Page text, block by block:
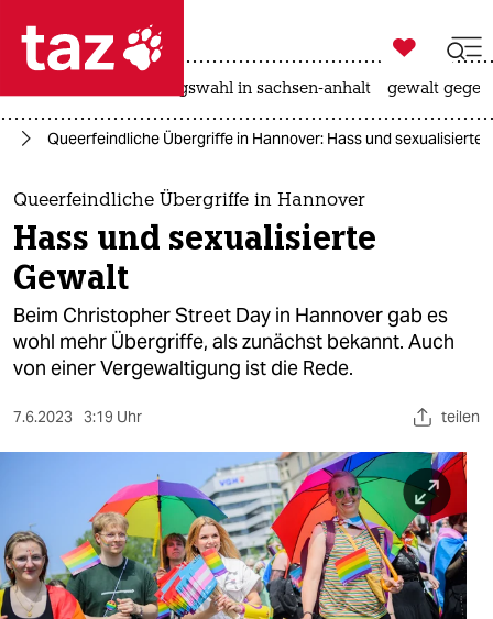
 taz zahl ich
taz zahl ich
themen
politik
öko
gesellschaft
sport
nord
wahrheit

taz zahl ich
landtagswahl in sachsen-anhalt gewalt
Queerfeindliche Übergriffe in Hannover: Hass und sexualisierte
Queerfeindliche Übergriffe in Hannover
Hass und sexualisierte
Gewalt
Beim Christopher Street Day in Hannover gab es
wohl mehr Übergriffe, als zunächst bekannt. Auch
von einer Vergewaltigung ist die Rede.
7.6.2023 3:19 Uhr teilen